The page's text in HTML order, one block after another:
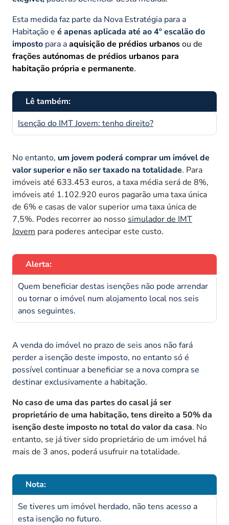
Esta medida faz parte da Nova Estratégia para a
Habitação e é apenas aplicada até ao 4º escalão do
imposto para aaquisição de prédios urbanosou de
frações autónomas de prédios urbanos para
habitação própria e permanente.
Lê também:
Isenção do IMT Jovem: tenho direito?
No entanto, um jovem poderá comprar um imóvel de
valor superior e não ser taxado na totalidade. Para
imóveis até 633.453 euros, a taxa média será de 8%,
imóveis até 1.102.920 euros pagarão uma taxa única
de 6% e casas de valor superior uma taxa única de
7,5%. Podes recorrer ao nosso simulador de IMT
Jovem para poderes antecipar este custo.
Alerta:
Quem beneficiar destas isenções não pode arrendar
ou tornar o imóvel num alojamento local nos seis
anos seguintes.
A venda do imóvel no prazo de seis anos não fará
perder a isenção deste imposto, no entanto só é
possível continuar a beneficiar se a nova compra se
destinar exclusivamente a habitação.
No caso de uma das partes do casal já ser
proprietário de uma habitação, tens direito a 50% da
isenção deste imposto no total do valor da casa. No
entanto, se já tiver sido proprietário de um imóvel há
mais de 3 anos, poderá usufruir na totalidade.
Nota:
Se tiveres um imóvel herdado, não tens acesso a
esta isenção no futuro.